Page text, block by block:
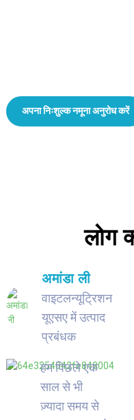
अपना निःशुल्क नमूना अनुरोध करें
लोग
अमांडा ली
वाइटलन्यूट्रिशन
यूएसए में उत्पाद
प्रबंधक
हम पिछले एक
साल से भी
ज़्यादा समय से